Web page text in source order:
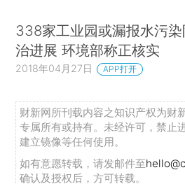
338家工业园或漏报水污
治进展 环境部称正核实
2018年04月27日 APP打开
财新网所刊载内容之知识产权为财
专属所有或持有。未经许可，禁止
建立镜像等任何使用。
如有意愿转载，请发邮件至
确认及授权后，方可转载。